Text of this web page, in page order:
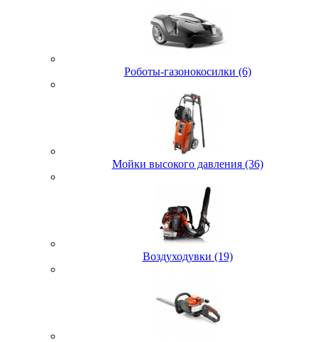
Роботы-газонокосилки (6)
Мойки высокого давления (36)
Воздуходувки (19)